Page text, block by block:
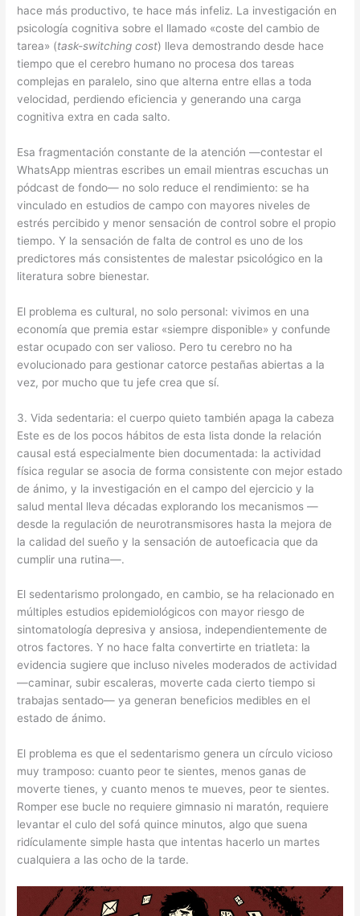
hace más productivo, te hace más infeliz. La investigación en
psicología cognitiva sobre el llamado «coste del cambio de
tarea» (task-switching cost) lleva demostrando desde hace
tiempo que el cerebro humano no procesa dos tareas
complejas en paralelo, sino que alterna entre ellas a toda
velocidad, perdiendo eficiencia y generando una carga
cognitiva extra en cada salto.
Esa fragmentación constante de la atención —contestar el
WhatsApp mientras escribes un email mientras escuchas un
pódcast de fondo— no solo reduce el rendimiento: se ha
vinculado en estudios de campo con mayores niveles de
estrés percibido y menor sensación de control sobre el propio
tiempo. Y la sensación de falta de control es uno de los
predictores más consistentes de malestar psicológico en la
literatura sobre bienestar.
El problema es cultural, no solo personal: vivimos en una
economía que premia estar «siempre disponible» y confunde
estar ocupado con ser valioso. Pero tu cerebro no ha
evolucionado para gestionar catorce pestañas abiertas a la
vez, por mucho que tu jefe crea que sí.
3. Vida sedentaria: el cuerpo quieto también apaga la cabeza
Este es de los pocos hábitos de esta lista donde la relación
causal está especialmente bien documentada: la actividad
física regular se asocia de forma consistente con mejor estado
de ánimo, y la investigación en el campo del ejercicio y la
salud mental lleva décadas explorando los mecanismos —
desde la regulación de neurotransmisores hasta la mejora de
la calidad del sueño y la sensación de autoeficacia que da
cumplir una rutina—.
El sedentarismo prolongado, en cambio, se ha relacionado en
múltiples estudios epidemiológicos con mayor riesgo de
sintomatología depresiva y ansiosa, independientemente de
otros factores. Y no hace falta convertirte en triatleta: la
evidencia sugiere que incluso niveles moderados de actividad
—caminar, subir escaleras, moverte cada cierto tiempo si
trabajas sentado— ya generan beneficios medibles en el
estado de ánimo.
El problema es que el sedentarismo genera un círculo vicioso
muy tramposo: cuanto peor te sientes, menos ganas de
moverte tienes, y cuanto menos te mueves, peor te sientes.
Romper ese bucle no requiere gimnasio ni maratón, requiere
levantar el culo del sofá quince minutos, algo que suena
ridículamente simple hasta que intentas hacerlo un martes
cualquiera a las ocho de la tarde.